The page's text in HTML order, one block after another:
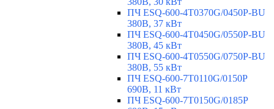
ПЧ ESQ-600-4T0370G/0450P-BU
380В, 37 кВт
ПЧ ESQ-600-4T0450G/0550P-BU
380В, 45 кВт
ПЧ ESQ-600-4T0550G/0750P-BU
380В, 55 кВт
ПЧ ESQ-600-7T0110G/0150P
690В, 11 кВт
ПЧ ESQ-600-7T0150G/0185P